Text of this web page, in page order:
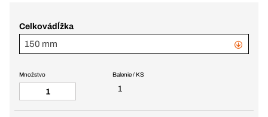
Celkovádĺžka
150 mm
Balenie / KS
1
Množstvo